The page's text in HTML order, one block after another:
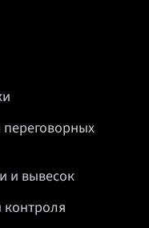
и вывесок
контроля